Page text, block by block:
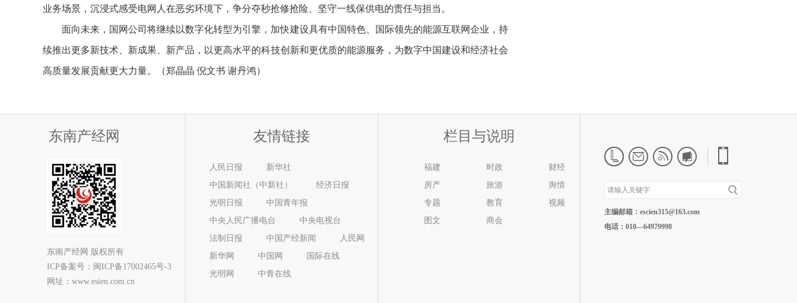
业务场景，沉浸式感受电网人在恶劣环境下，争分夺秒抢修抢险、坚守一线保供电的责任与担当。
面向未来，国网公司将继续以数字化转型为引擎，加快建设具有中国特色、国际领先的能源互联网企业，持
续推出更多新技术、新成果、新产品，以更高水平的科技创新和更优质的能源服务，为数字中国建设和经济社会
高质量发展贡献更大力量。（郑晶晶 倪文书 谢丹鸿）
东南产经网
东南产经网 版权所有
ICP备案号： 闽ICP备17002465号-3
网址：www.esien.com.cn
友情链接
人民日报
新华社
中国新闻社（中新社）
经济日报
光明日报
中国青年报
中央人民广播电台
中央电视台
法制日报
中国产经新闻
人民网
新华网
中国网
国际在线
光明网
中青在线
栏目与说明
福建 时政
财经
房产
旅游
舆情
专题
教育
视频
图文
商会
主编邮箱：escien315@163.com
电话：010—64979998